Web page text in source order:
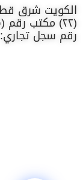
(٢٢) مكتب رقم (٥)
رقم سجل تجاري: 507561